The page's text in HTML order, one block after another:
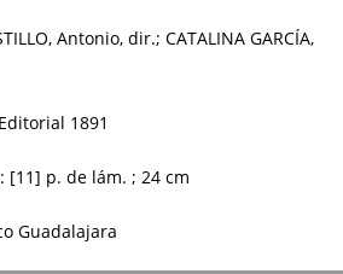
Antonio, dir.; CATALINA GARCÍA,
1891
[11] p. de lám. ; 24 cm
Guadalajara